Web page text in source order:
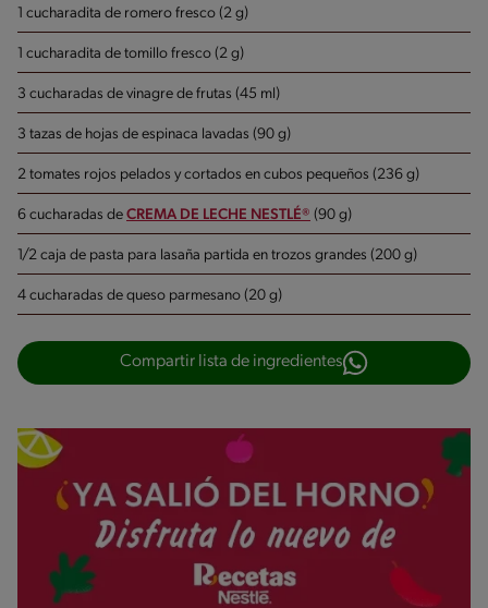
1 cucharadita de romero fresco (2 g)
1 cucharadita de tomillo fresco (2 g)
3 cucharadas de vinagre de frutas (45 ml)
3 tazas de hojas de espinaca lavadas (90 g)
2 tomates rojos pelados y cortados en cubos pequeños (236 g)
6 cucharadas de CREMA DE LECHE NESTLÉ® (90 g)
1/2 caja de pasta para lasaña partida en trozos grandes (200 g)
4 cucharadas de queso parmesano (20 g)
Compartir lista de ingredientes